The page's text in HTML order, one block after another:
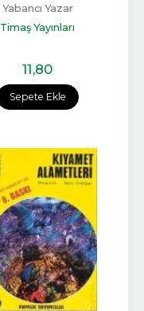
Sepete Ekle
Yabancı Yazar
Timaş Yayınları
11,80